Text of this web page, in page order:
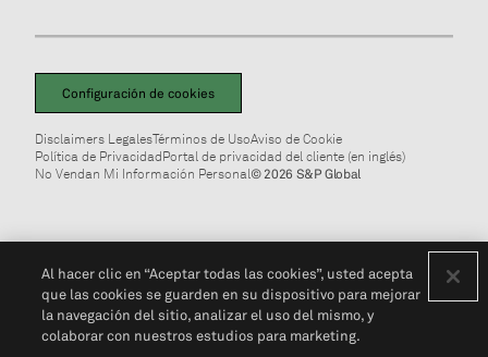
Configuración de cookies
Disclaimers LegalesTérminos de UsoAviso de Cookie
Política de PrivacidadPortal de privacidad del cliente (en inglés)
No Vendan Mi Información Personal© 2026 S&P Global
Al hacer clic en “Aceptar todas las cookies”, usted acepta
que las cookies se guarden en su dispositivo para mejorar
la navegación del sitio, analizar el uso del mismo, y
colaborar con nuestros estudios para marketing.